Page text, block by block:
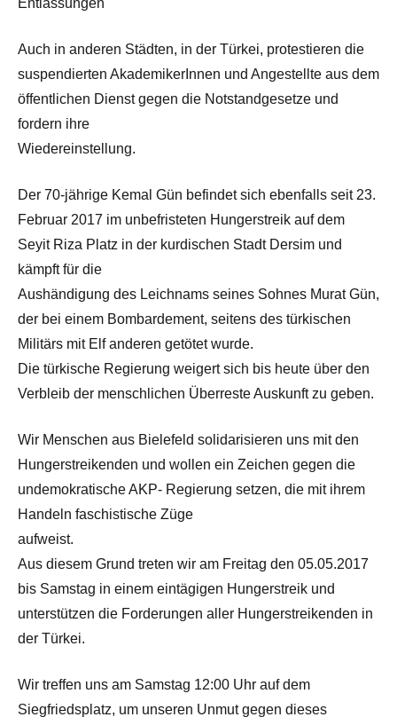
Entlassungen
Auch in anderen Städten, in der Türkei, protestieren die
suspendierten AkademikerInnen und Angestellte aus dem
öffentlichen Dienst gegen die Notstandgesetze und
fordern ihre
Wiedereinstellung.
Der 70-jährige Kemal Gün befindet sich ebenfalls seit 23.
Februar 2017 im unbefristeten Hungerstreik auf dem
Seyit Riza Platz in der kurdischen Stadt Dersim und
kämpft für die
Aushändigung des Leichnams seines Sohnes Murat Gün,
der bei einem Bombardement, seitens des türkischen
Militärs mit Elf anderen getötet wurde.
Die türkische Regierung weigert sich bis heute über den
Verbleib der menschlichen Überreste Auskunft zu geben.
Wir Menschen aus Bielefeld solidarisieren uns mit den
Hungerstreikenden und wollen ein Zeichen gegen die
undemokratische AKP- Regierung setzen, die mit ihrem
Handeln faschistische Züge
aufweist.
Aus diesem Grund treten wir am Freitag den 05.05.2017
bis Samstag in einem eintägigen Hungerstreik und
unterstützen die Forderungen aller Hungerstreikenden in
der Türkei.
Wir treffen uns am Samstag 12:00 Uhr auf dem
Siegfriedsplatz, um unseren Unmut gegen dieses